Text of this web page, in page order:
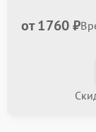
от 1760 ₽